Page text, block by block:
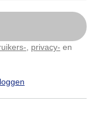
privacy- en